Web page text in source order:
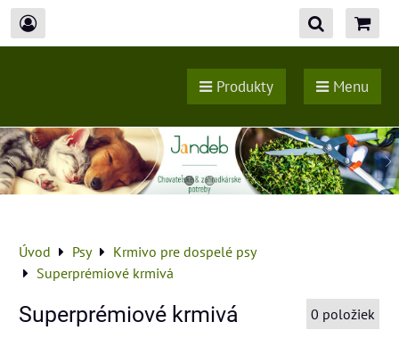
Produkty Menu
Úvod Psy
Krmivo pre dospelé psy
Superprémiové krmivá
Superprémiové krmivá 0 položiek